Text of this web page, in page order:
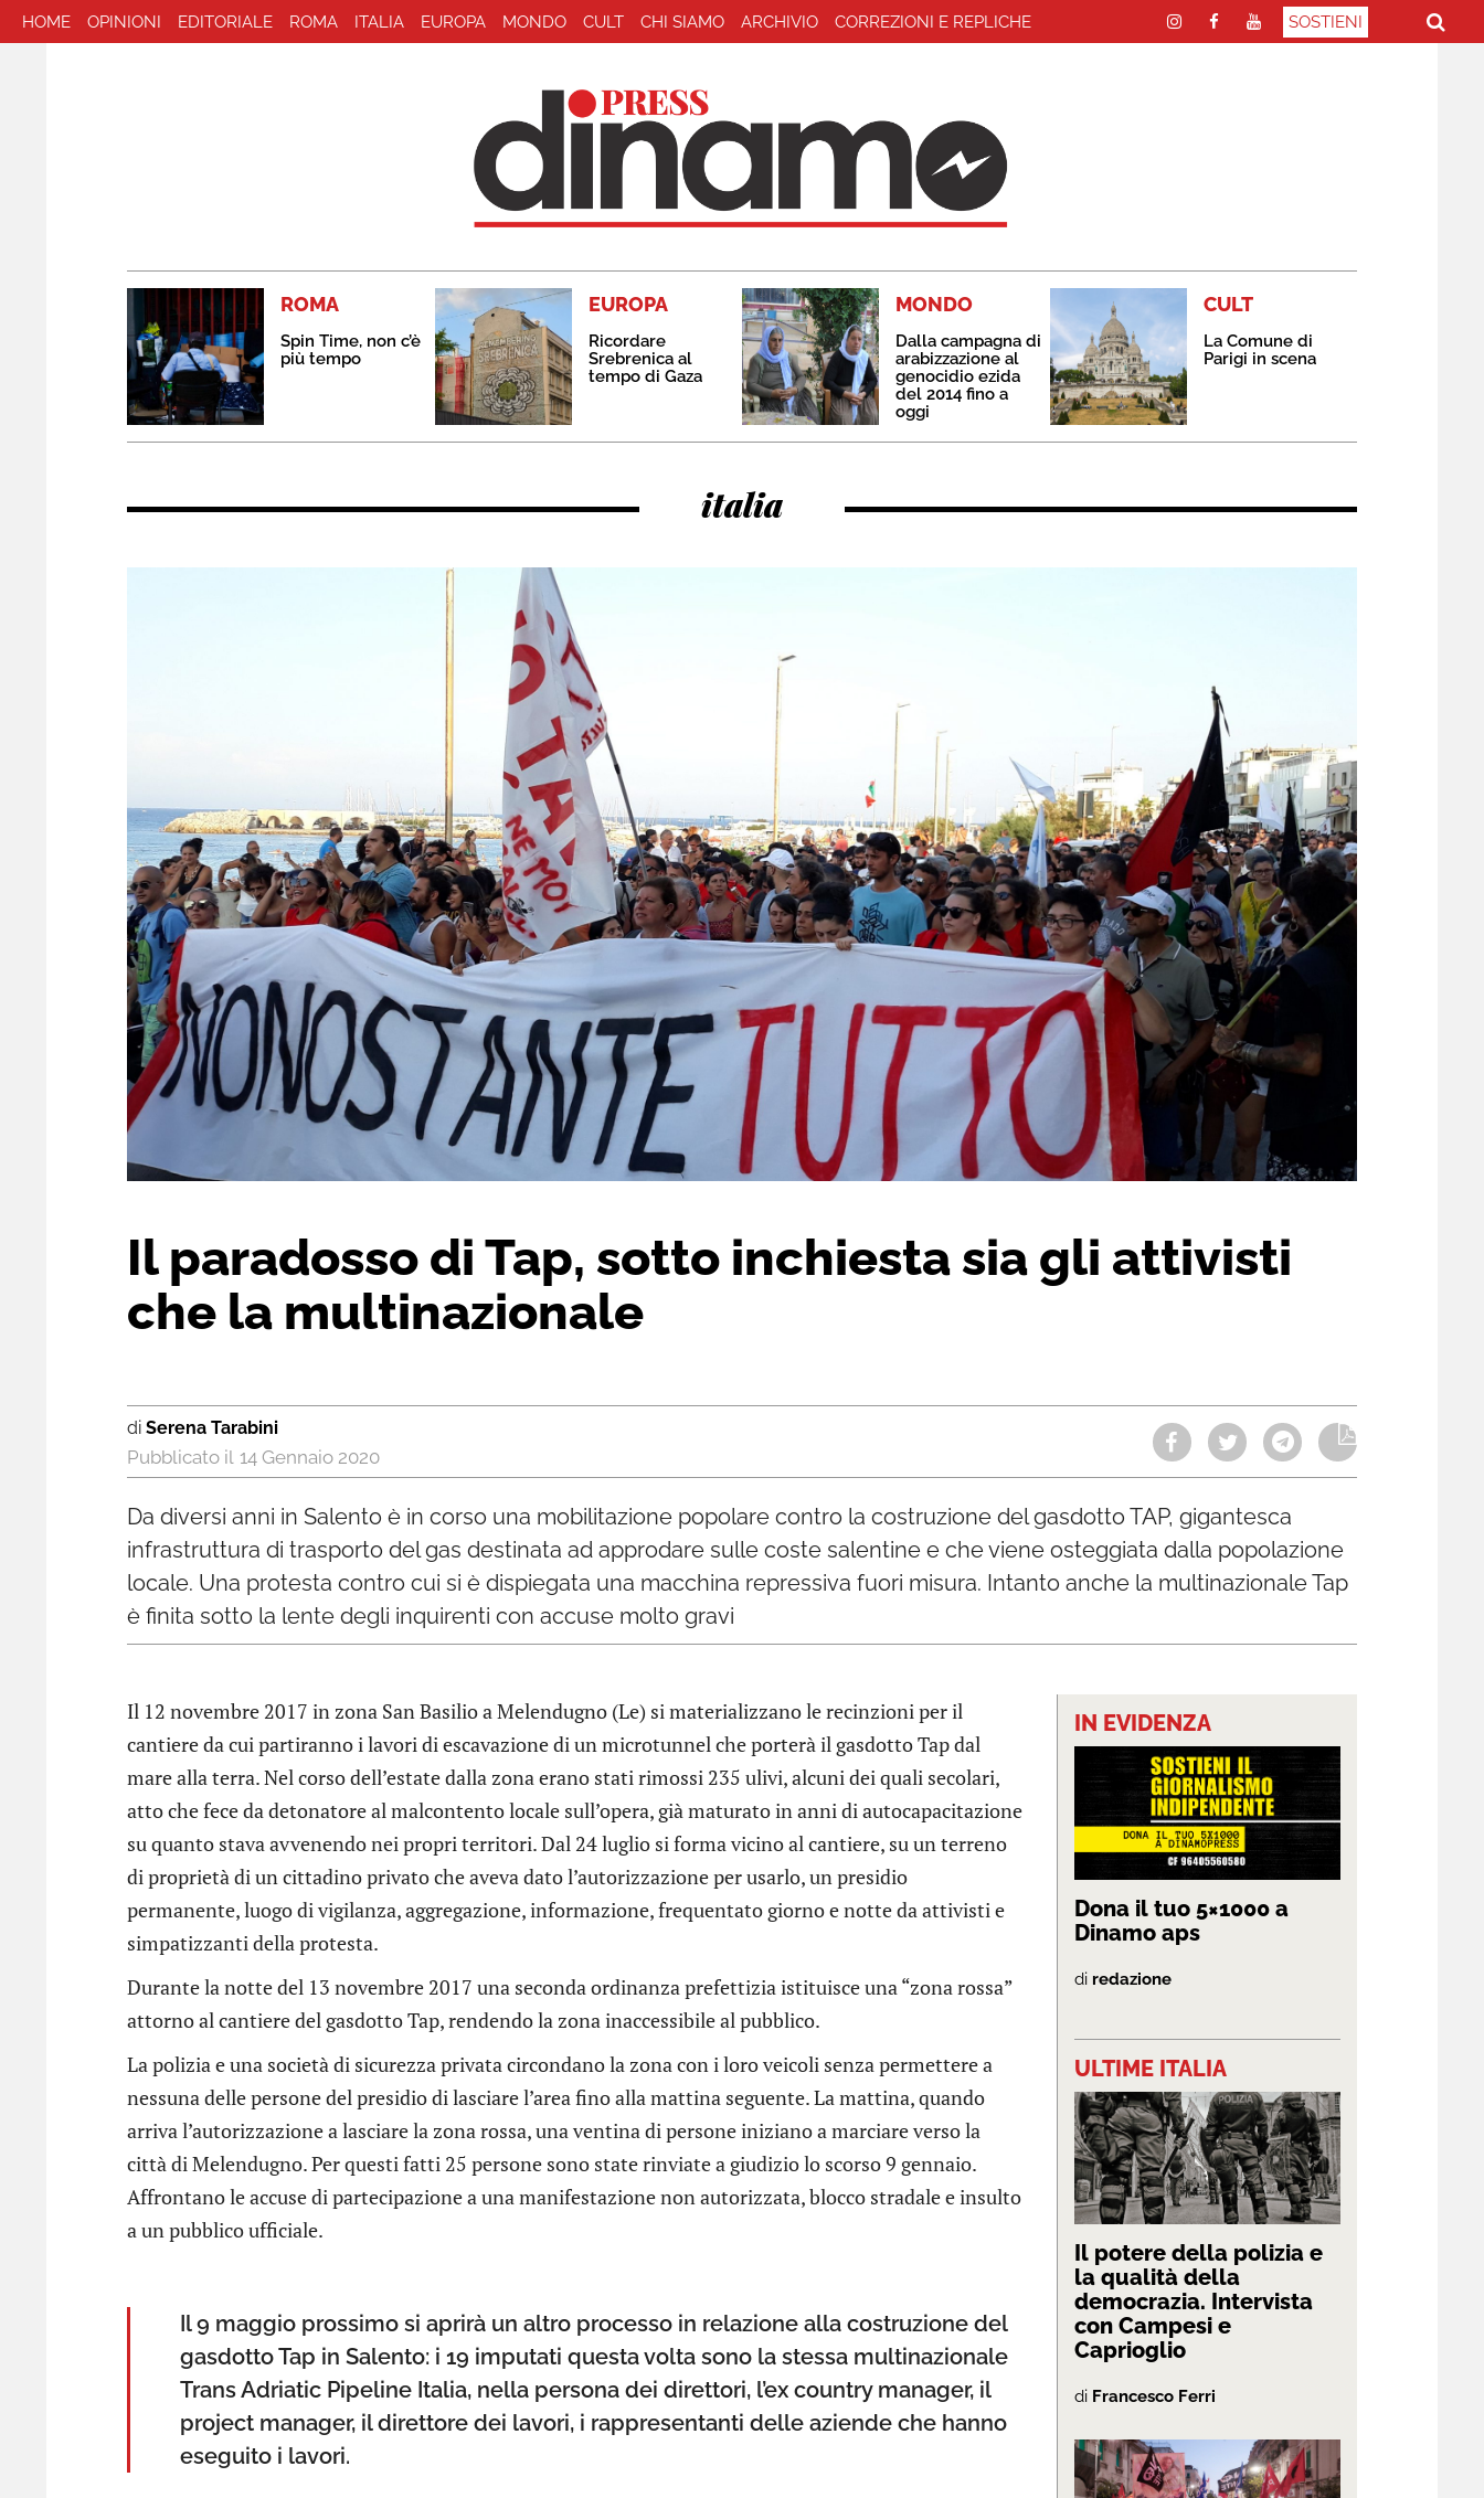
HOME OPINIONI EDITORIALE ROMA ITALIA EUROPA MONDO CULT CHI SIAMO ARCHIVIO CORREZIONI E REPLICHE SOSTIENI
ROMA
Spin Time, non c’è
più tempo
EUROPA
Ricordare
Srebrenica al
tempo di Gaza
MONDO
Dalla campagna di
arabizzazione al
genocidio ezida
del 2014 fino a
oggi
CULT
La Comune di
Parigi in scena
italia
Il paradosso di Tap, sotto inchiesta sia gli attivisti
che la multinazionale
di Serena Tarabini
14 Gennaio 2020
Da diversi anni in Salento è in corso una mobilitazione popolare contro la costruzione del gasdotto TAP, gigantesca
infrastruttura di trasporto del gas destinata ad approdare sulle coste salentine e che viene osteggiata dalla popolazione
locale. Una protesta contro cui si è dispiegata una macchina repressiva fuori misura. Intanto anche la multinazionale Tap
è finita sotto la lente degli inquirenti con accuse molto gravi
Il 12 novembre 2017 in zona San Basilio a Melendugno (Le) si materializzano le recinzioni per il
cantiere da cui partiranno i lavori di escavazione di un microtunnel che porterà il gasdotto Tap dal
mare alla terra. Nel corso dell’estate dalla zona erano stati rimossi 235 ulivi, alcuni dei quali secolari,
atto che fece da detonatore al malcontento locale sull’opera, già maturato in anni di autocapacitazione
su quanto stava avvenendo nei propri territori. Dal 24 luglio si forma vicino al cantiere, su un terreno
di proprietà di un cittadino privato che aveva dato l’autorizzazione per usarlo, un presidio
permanente, luogo di vigilanza, aggregazione, informazione, frequentato giorno e notte da attivisti e
simpatizzanti della protesta.
Durante la notte del 13 novembre 2017 una seconda ordinanza prefettizia istituisce una “zona rossa”
attorno al cantiere del gasdotto Tap, rendendo la zona inaccessibile al pubblico.
La polizia e una società di sicurezza privata circondano la zona con i loro veicoli senza permettere a
nessuna delle persone del presidio di lasciare l’area fino alla mattina seguente. La mattina, quando
arriva l’autorizzazione a lasciare la zona rossa, una ventina di persone iniziano a marciare verso la
città di Melendugno. Per questi fatti 25 persone sono state rinviate a giudizio lo scorso 9 gennaio.
Affrontano le accuse di partecipazione a una manifestazione non autorizzata, blocco stradale e insulto
a un pubblico ufficiale.
Il 9 maggio prossimo si aprirà un altro processo in relazione alla costruzione del
gasdotto Tap in Salento: i 19 imputati questa volta sono la stessa multinazionale
Trans Adriatic Pipeline Italia, nella persona dei direttori, l’ex country manager, il
project manager, il direttore dei lavori, i rappresentanti delle aziende che hanno
eseguito i lavori.
IN EVIDENZA
Dona il tuo 5×1000 a
Dinamo aps
di redazione
ULTIME ITALIA
Il potere della polizia e
la qualità della
democrazia. Intervista
con Campesi e
Caprioglio
di Francesco Ferri